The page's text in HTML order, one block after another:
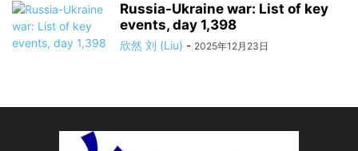
Russia-Ukraine war: List of key
events, day 1,398
欣然 刘 (Liu) - 2025年12月23日